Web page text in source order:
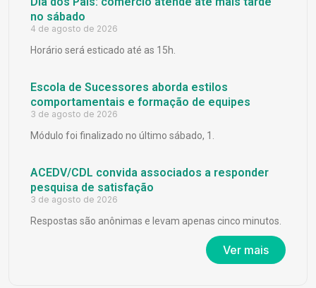
no sábado
4 de agosto de 2026
Horário será esticado até as 15h.
Escola de Sucessores aborda estilos
comportamentais e formação de equipes
3 de agosto de 2026
Módulo foi finalizado no último sábado, 1.
ACEDV/CDL convida associados a responder
pesquisa de satisfação
3 de agosto de 2026
Respostas são anônimas e levam apenas cinco minutos.
Ver mais